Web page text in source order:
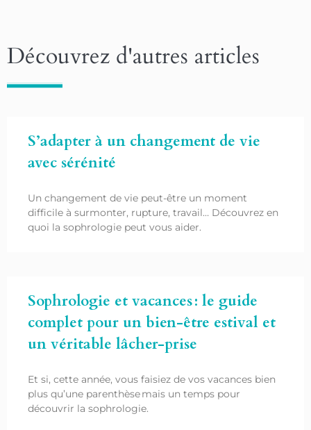
Découvrez d'autres articles
S’adapter à un changement de vie
avec sérénité
Un changement de vie peut-être un moment
difficile à surmonter, rupture, travail… Découvrez en
quoi la sophrologie peut vous aider.
Sophrologie et vacances : le guide
complet pour un bien-être estival et
un véritable lâcher-prise
Et si, cette année, vous faisiez de vos vacances bien
plus qu’une parenthèse mais un temps pour
découvrir la sophrologie.